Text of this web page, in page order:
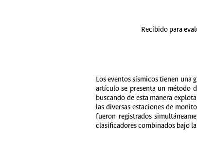
Recibido para
Los eventos sísmicos tienen una
artículo se presenta un método
buscando de esta manera
las diversas estaciones de
fueron registrados
clasificadores combinados bajo